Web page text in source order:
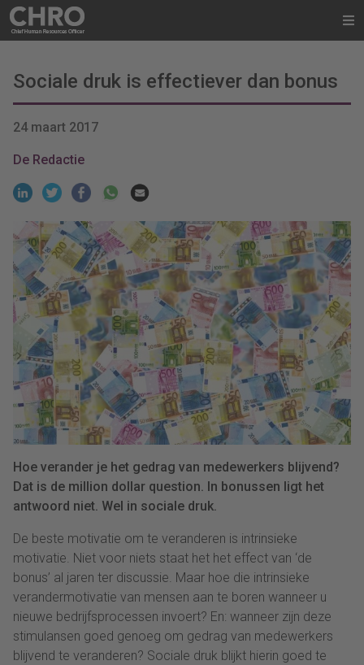
Sociale druk is effectiever dan bonus
24 maart 2017
De Redactie
Hoe verander je het gedrag van medewerkers blijvend?
Dat is de million dollar question. In bonussen ligt het
antwoord niet. Wel in sociale druk.
De beste motivatie om te veranderen is intrinsieke
motivatie. Niet voor niets staat het het effect van ‘de
bonus’ al jaren ter discussie. Maar hoe die intrinsieke
verandermotivatie van mensen aan te boren wanneer u
nieuwe bedrijfsprocessen invoert? En: wanneer zijn deze
stimulansen goed genoeg om gedrag van medewerkers
blijvend te veranderen? Sociale druk blijkt hierin goed te